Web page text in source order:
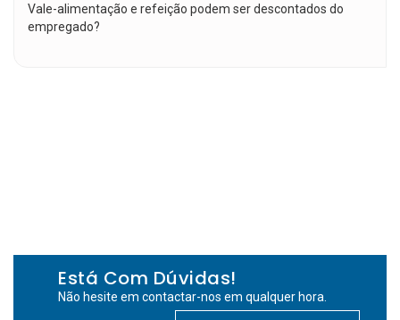
Vale-alimentação e refeição podem ser descontados do
empregado?
Está Com Dúvidas!
Não hesite em contactar-nos em qualquer hora.